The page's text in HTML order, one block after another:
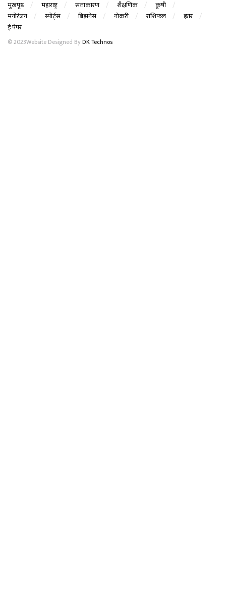
मुखपृष्ठ महाराष्ट्र सत्ताकारण शैक्षणिक
कृषी
मनोरंजन
स्पोर्ट्स बिझनेस नोकरी राशिफल
इतर
ई पेपर
© 2023Website Designed ByDK Technos